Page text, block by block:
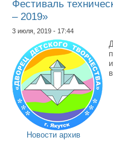
Фестиваль
– 2019»
3 июля, 2019 - 17:44
Новости архив